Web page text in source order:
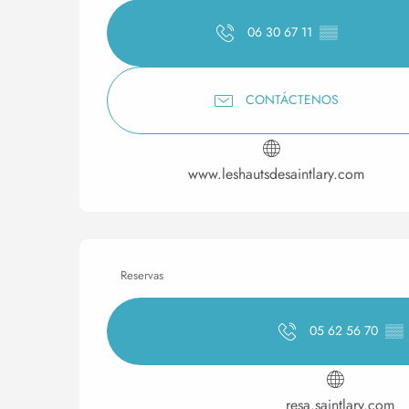
06 30 67 11 ▒▒
CONTÁCTENOS
www.leshautsdesaintlary.com
Reservas
05 62 56 70 ▒▒
resa.saintlary.com